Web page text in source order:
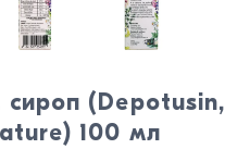
сироп (Depotusin,
100 мл